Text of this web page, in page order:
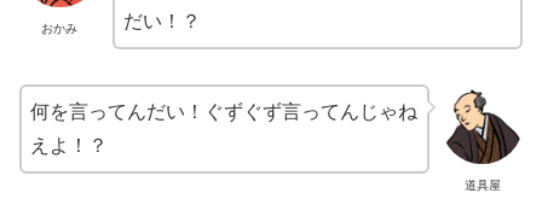
おかみ
だい！？
道具屋
何を言ってんだい！ぐずぐず言ってんじゃね
えよ！？